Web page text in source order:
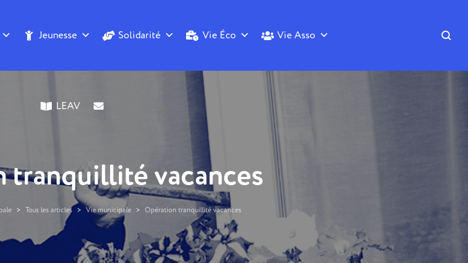
Jeunesse Solidarité Vie Éco Vie Asso
LEAV
tranquillité vacances
> Tous les articles > Vie municipale > Opération tranquillité vacances